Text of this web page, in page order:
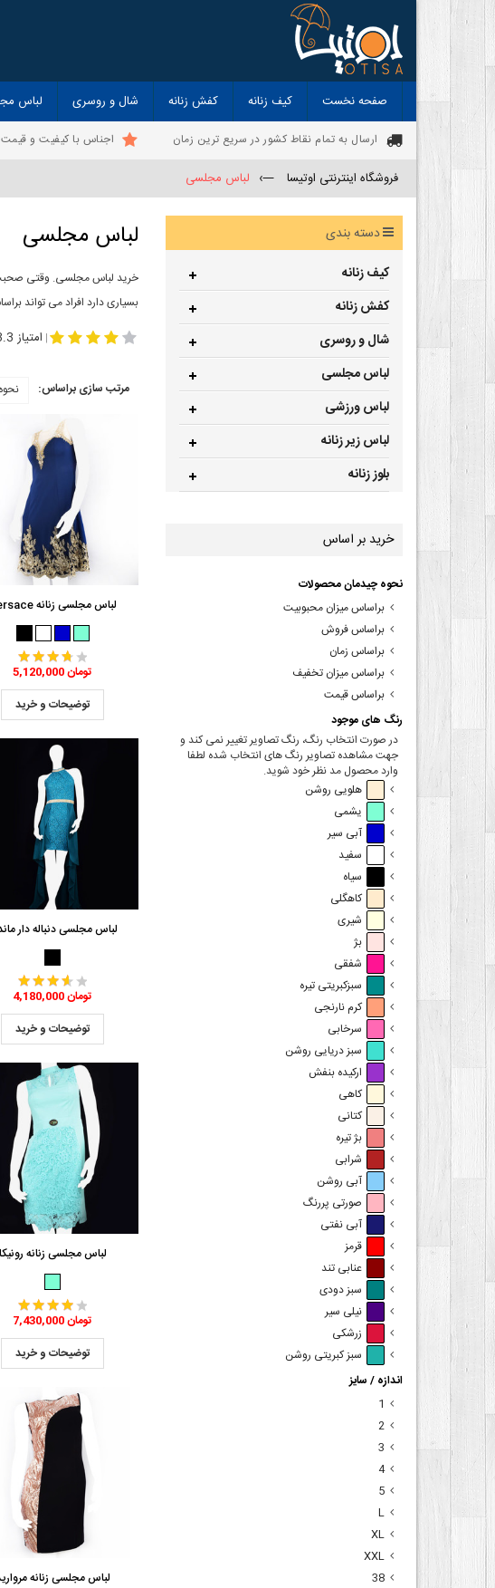
صفحه نخست کیف زنانه کفش زنانه شال و روسری لباس
ارسال به تمام نقاط کشور در سریع ترین زمان اجناس با کیفیت و
فروشگاه اینترنتی اوتیسا —› لباس مجلسی
لباس مجلسی
خرید لباس مجلسی. وقتی صحبت
بسیاری دارد افراد می تواند
| امتیاز 3.3 از 5
مرتب سازی براساس:
لباس مجلسی زنانه Versace
5,120,000 تومان
توضیحات و خرید
لباس مجلسی دنباله دار
4,180,000 تومان
توضیحات و خرید
لباس مجلسی زنانه رونیکا
7,430,000 تومان
توضیحات و خرید
لباس مجلسی زنانه
دسته بندی
کیف زنانه
کفش زنانه
شال و روسری
لباس مجلسی
لباس ورزشی
لباس زیر زنانه
بلوز زنانه
خرید بر اساس
نحوه چیدمان محصولات
براساس میزان محبوبیت
براساس فروش
براساس زمان
براساس میزان تخفیف
براساس قیمت
رنگ های موجود
در صورت انتخاب رنگ، رنگ تصاویر تغییر نمی کند و
جهت مشاهده تصاویر رنگ های انتخاب شده لطفا
وارد محصول مد نظر خود شوید.
هلویی روشن
یشمی
آبی سیر
سفید
سیاه
کاهگلی
شیری
بژ
شفقی
سبزکبریتی تیره
کرم نارنجی
سرخابی
سبز دریایی روشن
ارکیده بنفش
کاهی
کتانی
بژ تیره
شرابی
آبی روشن
صورتی پررنگ
آبی نفتی
قرمز
عنابی تند
سبز دودی
نیلی سیر
زرشکی
سبز کبریتی روشن
اندازه / سایز
1
2
3
4
5
L
XL
XXL
38